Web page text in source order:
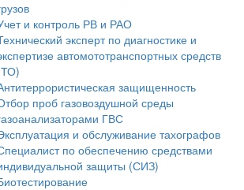
и контроль РВ и РАО
эксперт по диагностике и
автомототранспортных средств
защищенность
проб газовоздушной среды
ГВС
и обслуживание тахографов
по обеспечению средствами
защиты (СИЗ)